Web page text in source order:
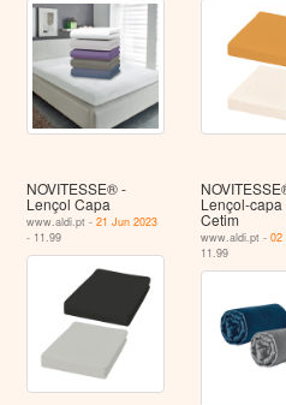
NOVITESSE® -
Lençol Capa
www.aldi.pt -21 Jun 2023
- 11.99
Lençol-capa
Cetim
www.aldi.pt - 02
11.99